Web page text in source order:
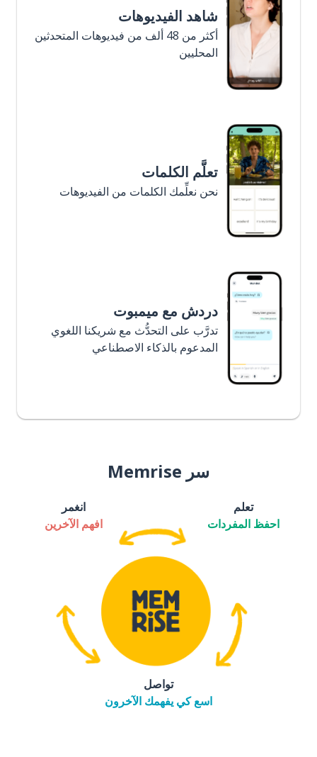
شاهد الفيديوهات
أكثر من 48 ألف من فيديوهات المتحدثين
المحليين
تعلَّم الكلمات
نحن نعلِّمك الكلمات من الفيديوهات
دردش مع ميمبوت
تدرَّب على التحدُّث مع شريكنا اللغوي
المدعوم بالذكاء الاصطناعي
سر Memrise
تعلم
احفظ المفردات
انغمر
افهم الآخرين
تواصل
اسع كي يفهمك الآخرون